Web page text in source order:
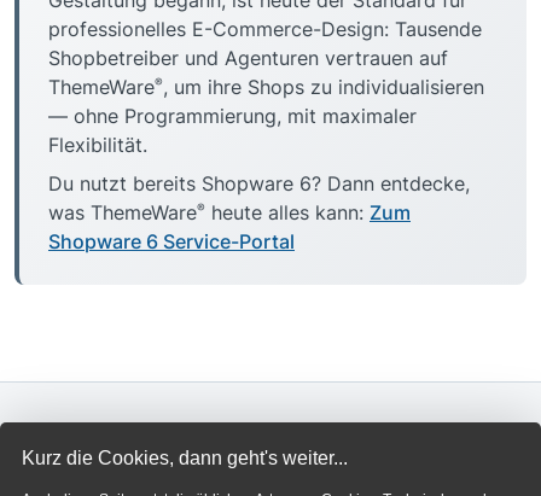
Kurz die Cookies, dann geht's weiter...
professionelles E-Commerce-Design: Tausende
Shopbetreiber und Agenturen vertrauen auf
ThemeWare®, um ihre Shops zu individualisieren
— ohne Programmierung, mit maximaler
Flexibilität.
Du nutzt bereits Shopware 6? Dann entdecke,
was ThemeWare® heute alles kann: Zum
Shopware 6 Service-Portal
THEMEWARE®